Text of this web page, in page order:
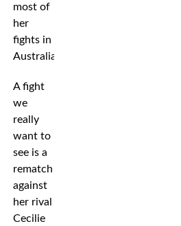
most of
her
fights in
Australia.
A fight
we
really
want to
see is a
rematch
against
her rival
Cecilie